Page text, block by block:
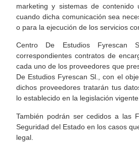
marketing y sistemas de contenido
cuando dicha comunicación sea
o para la ejecución de los servicios
Centro De Estudios Fyrescan
correspondientes contratos de
cada uno de los proveedores que
De Estudios Fyrescan Sl., con el
dichos proveedores tratarán tus
lo establecido en la legislación
También podrán ser cedidos a las
Seguridad del Estado en los casos
legal.